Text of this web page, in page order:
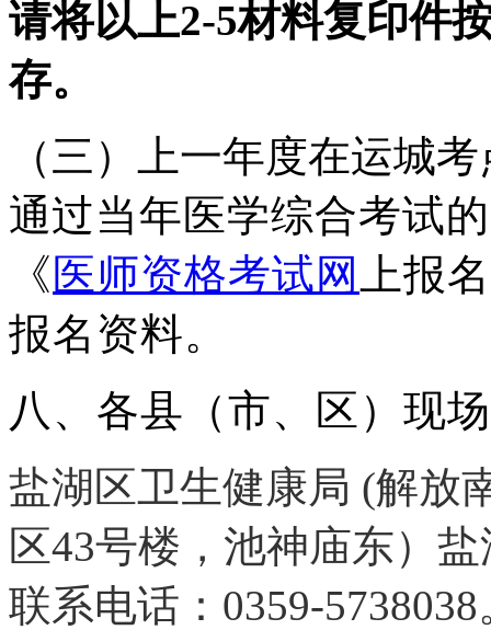
请将以上2-5材料复印件
存。
（ 三）上一年度在运城
通过当年医学综合考试
《 医师资格考试网
上报
报名资料。
八、各县（市、区）现
盐湖区卫生健康局 (解放
区43号楼，池神庙东）
联系电话：0359-5738038